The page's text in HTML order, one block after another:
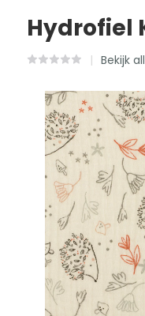
Hydrofiel
Bekijk